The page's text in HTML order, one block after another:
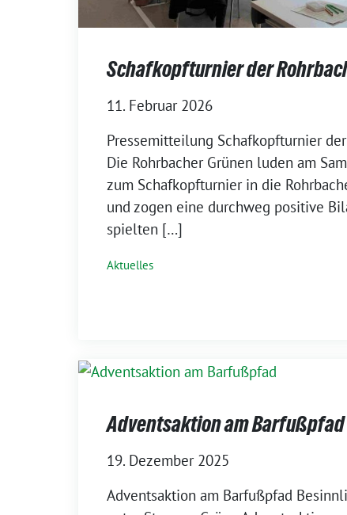
Schafkopfturnier der
11. Februar 2026
Pressemitteilung Schafkopfturnier
Die Rohrbacher Grünen luden am
zum Schafkopfturnier in die
und zogen eine durchweg positive
spielten […]
Aktuelles
Adventsaktion am Barfußpfad
19. Dezember 2025
Adventsaktion am Barfußpfad